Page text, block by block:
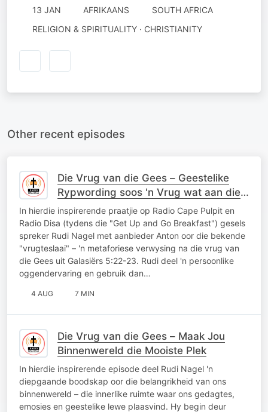
13 JAN AFRIKAANS
SOUTH AFRICA
RELIGION & SPIRITUALITY · CHRISTIANITY
Other recent episodes
Die Vrug van die Gees – Geestelike
Rypwording soos 'n Vrug wat aan die
Boom Ryp Word
In hierdie inspirerende praatjie op Radio Cape Pulpit en
Radio Disa (tydens die "Get Up and Go Breakfast") gesels
spreker Rudi Nagel met aanbieder Anton oor die bekende
"vrugteslaai" – 'n metaforiese verwysing na die vrug van
die Gees uit Galasiërs 5:22-23. Rudi deel 'n persoonlike
oggendervaring en gebruik dan…
4 AUG 7 MIN
Die Vrug van die Gees – Maak Jou
Binnenwereld die Mooiste Plek
In hierdie inspirerende episode deel Rudi Nagel 'n
diepgaande boodskap oor die belangrikheid van ons
binnenwereld – die innerlike ruimte waar ons gedagtes,
emosies en geestelike lewe plaasvind. Hy begin deur